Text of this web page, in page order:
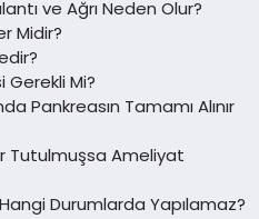
ve Ağrı Neden Olur?
Midir?
Mi?
Pankreasın Tamamı Alınır
Tutulmuşsa Ameliyat
Durumlarda Yapılamaz?